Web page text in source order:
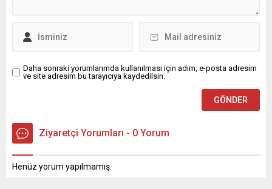
Daha sonraki yorumlarımda kullanılması için adım, e-posta adresim
ve site adresim bu tarayıcıya kaydedilsin.
Ziyaretçi Yorumları - 0 Yorum
Henüz yorum yapılmamış.